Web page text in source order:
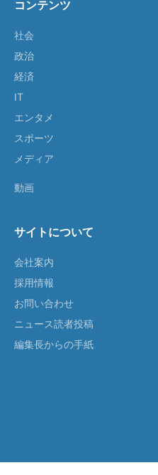
コンテンツ
社会
政治
経済
IT
エンタメ
スポーツ
メディア
動画
サイトについて
会社案内
採用情報
お問い合わせ
ニュース読者投稿
編集長からの手紙